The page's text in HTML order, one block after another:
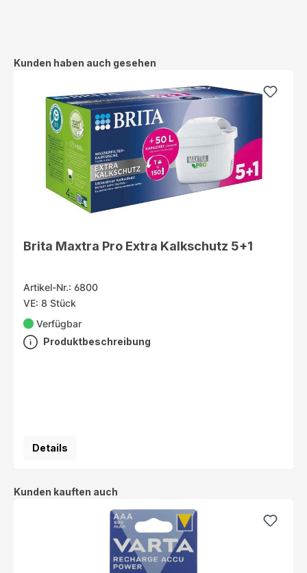
Produktgalerie überspringen
Kunden haben auch gesehen
Brita Maxtra Pro Extra Kalkschutz 5+1
Artikel-Nr.: 6800
VE: 8 Stück
Verfügbar
Produktbeschreibung
Details
Produktgalerie überspringen
Kunden kauften auch